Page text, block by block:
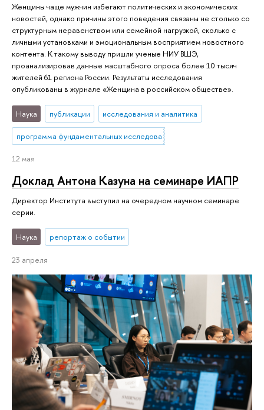
Женщины чаще мужчин избегают политических и экономических
новостей, однако причины этого поведения связаны не столько со
структурным неравенством или семейной нагрузкой, сколько с
личными установками и эмоциональным восприятием новостного
контента. К такому выводу пришли ученые НИУ ВШЭ,
проанализировав данные масштабного опроса более 10 тысяч
жителей 61 региона России. Результаты исследования
опубликованы в журнале «Женщина в российском обществе».
Наука публикации исследования и аналитика
программа фундаментальных исследований
12 мая
Доклад Антона Казуна на семинаре ИАПР
Директор Института выступил на очередном научном семинаре
серии.
Наука репортаж о событии
23 апреля